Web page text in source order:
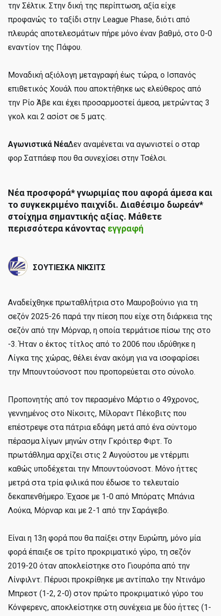
την Σέλτικ. Στην δική της περίπτωση, αξία είχε
προφανώς το ταξίδι στην League Phase, διότι από
πλευράς αποτελεσμάτων πήρε μόνο έναν βαθμό, στο 0-0
εναντίον της Πάφου.
Μοναδική αξιόλογη μεταγραφή έως τώρα, ο Ισπανός
επιθετικός Χουάλ που αποκτήθηκε ως ελεύθερος από
την Ρίο Άβε και έχει προσαρμοστεί άμεσα, μετρώντας 3
γκολ και 2 ασίστ σε 5 ματς.
Αγωνιστικά ΝέαΔεν αναμένεται να αγωνιστεί ο σταρ
φορ Σατπάεφ που θα συνεχίσει στην Τσέλσι.
Νέα προσφορά* γνωριμίας που αφορά άμεσα και
το συγκεκριμένο παιχνίδι. Διαθέσιμο δωρεάν*
στοίχημα σημαντικής αξίας. Μάθετε
περισσότερα κάνοντας εγγραφή
ΣΟΥΤΙΕΣΚΑ ΝΙΚΣΙΤΣ
Αναδείχθηκε πρωταθλήτρια στο Μαυροβούνιο για τη
σεζόν 2025-26 παρά την πίεση που είχε στη διάρκεια της
σεζόν από την Μόρναρ, η οποία τερμάτισε πίσω της στο
-3. Ήταν ο έκτος τίτλος από το 2006 που ιδρύθηκε η
Λίγκα της χώρας, θέλει έναν ακόμη για να ισοφαρίσει
την Μπουντούσνοστ που προπορεύεται στο σύνολο.
Προπονητής από τον περασμένο Μάρτιο ο 49χρονος,
γεννημένος στο Νίκσιτς, Μίλοραντ Πέκοβιτς που
επέστρεψε στα πάτρια εδάφη μετά από ένα σύντομο
πέρασμα λίγων μηνών στην Γκρόιτερ Φιρτ. Το
πρωτάθλημα αρχίζει στις 2 Αυγούστου με ντέρμπι
καθώς υποδέχεται την Μπουντούσνοστ. Μόνο ήττες
μετρά στα τρία φιλικά που έδωσε το τελευταίο
δεκαπενθήμερο. Έχασε με 1-0 από Μπόρατς Μπάνια
Λούκα, Μόρναρ και με 2-1 από την Σαράγεβο.
Είναι η 13η φορά που θα παίξει στην Ευρώπη, μόνο μία
φορά έπαιξε σε τρίτο προκριματικό γύρο, τη σεζόν
2019-20 όταν αποκλείστηκε στο Γιουρόπα από την
Λίνφιλντ. Πέρυσι προκρίθηκε με αντίπαλο την Ντινάμο
Μπρεστ (1-2, 2-0) στον πρώτο προκριματικό γύρο του
Κόνφερενς, αποκλείστηκε στη συνέχεια με δύο ήττες (1-